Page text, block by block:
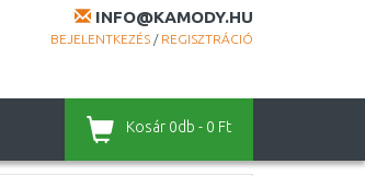
INFO@KAMODY.HU
BEJELENTKEZÉS / REGISZTRÁCIÓ
Kosár 0db - 0 Ft